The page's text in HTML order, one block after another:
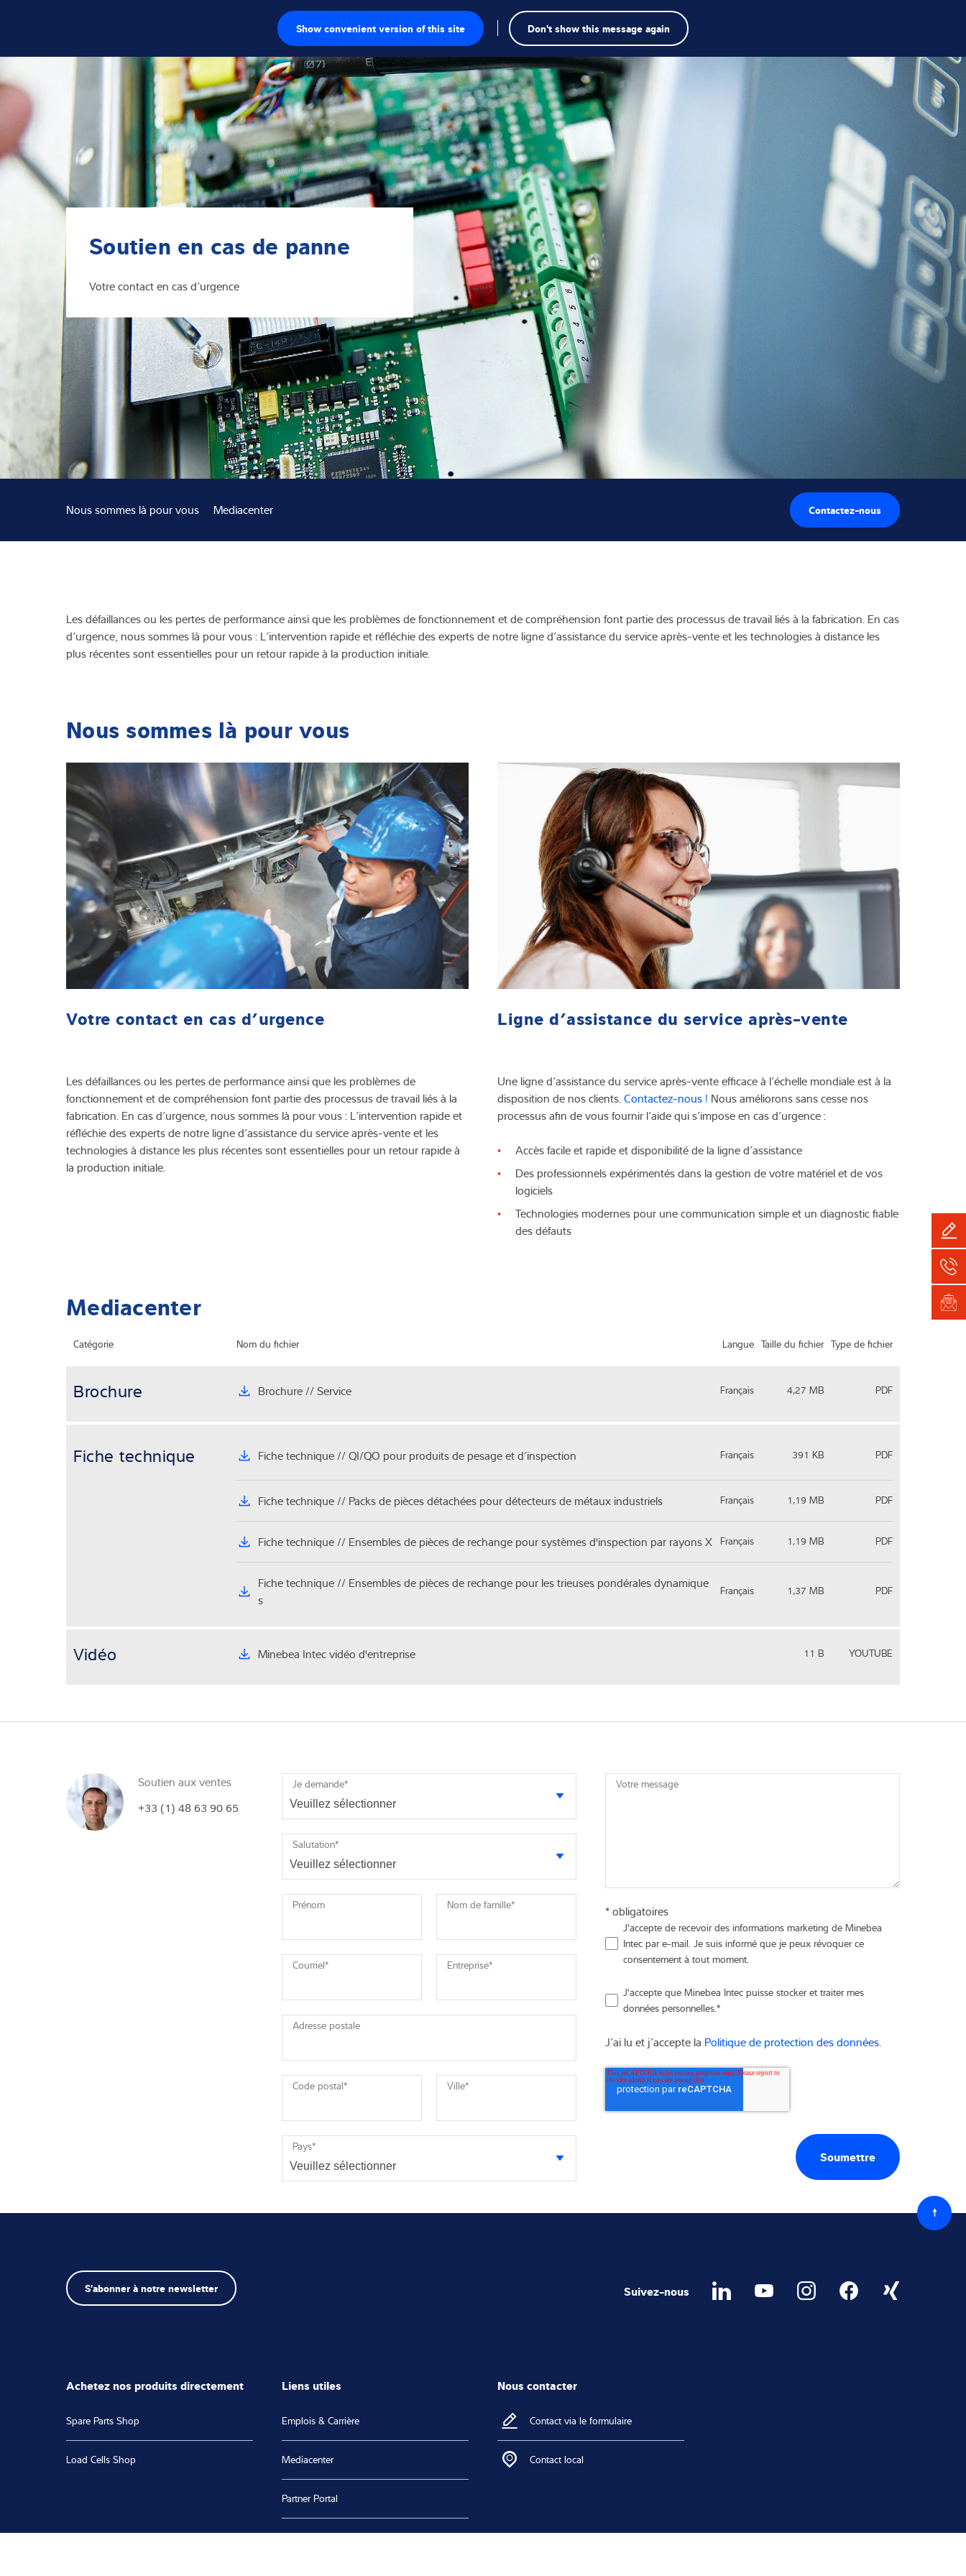
Show convenient version of this site Don't show this message again
Recherche de produits
Search
term
Search
Capteurs de pesage
Électroniques de pesage
Balances industrielles
Solutions d'inspection
Logiciels
Solutions individuelles
Solutions Industrielles
Expertise et connaissances
À propos de nous
Actualités
Soutien en cas de panne
Votre contact en cas d’urgence
Nous sommes là pour vous Mediacenter Contactez-nous
Les défaillances ou les pertes de performance ainsi que les problèmes de fonctionnement et de compréhension font partie des processus de travail liés à la fabrication. En cas
d’urgence, nous sommes là pour vous : L’intervention rapide et réfléchie des experts de notre ligne d’assistance du service après-vente et les technologies à distance les
plus récentes sont essentielles pour un retour rapide à la production initiale.
Nous sommes là pour vous
Votre contact en cas d’urgence
Les défaillances ou les pertes de performance ainsi que les problèmes de
fonctionnement et de compréhension font partie des processus de travail liés à la
fabrication. En cas d’urgence, nous sommes là pour vous : L’intervention rapide et
réfléchie des experts de notre ligne d’assistance du service après-vente et les
technologies à distance les plus récentes sont essentielles pour un retour rapide à
la production initiale.
Ligne d’assistance du service après-vente
Une ligne d’assistance du service après-vente efficace à l’échelle mondiale est à la
disposition de nos clients.Contactez-nous ! Nous améliorons sans cesse nos
processus afin de vous fournir l’aide qui s’impose en cas d’urgence :
Accès facile et rapide et disponibilité de la ligne d’assistance
Des professionnels expérimentés dans la gestion de votre matériel et de vos
logiciels
Technologies modernes pour une communication simple et un diagnostic fiable
des défauts
Mediacenter
Catégorie Nom du fichier Langue Taille du fichier Type de fichier
Brochure Brochure // Service Français 4,27 MB PDF
Fiche technique Fiche technique // QI/QO pour produits de pesage et d’inspection Français 391 KB PDF
Fiche technique // Packs de pièces détachées pour détecteurs de métaux industriels Français 1,19 MB PDF
Fiche technique // Ensembles de pièces de rechange pour systèmes d'inspection par rayons X Français 1,19 MB PDF
Fiche technique // Ensembles de pièces de rechange pour les trieuses pondérales dynamique
s
Français 1,37 MB PDF
Vidéo Minebea Intec vidéo d'entreprise 11 B YOUTUBE
Soutien aux ventes
+33 (1) 48 63 90 65
Je demande*
Salutation*
Prénom Nom de famille*
Courriel* Entreprise*
Adresse postale
Code postal* Ville*
Pays*
Votre message
* obligatoires
J'accepte de recevoir des informations marketing de Minebea
Intec par e-mail. Je suis informé que je peux révoquer ce
consentement à tout moment.
J'accepte que Minebea Intec puisse stocker et traiter mes
données personnelles.*
J’ai lu et j’accepte la Politique de protection des données.
au
S'abonner à notre newsletter Suivez-nous
Achetez nos produits directement
Spare Parts Shop
Load Cells Shop
Liens utiles
Emplois & Carrière
Mediacenter
Partner Portal
Software Download
Nous contacter
Contact via le formulaire
Contact local